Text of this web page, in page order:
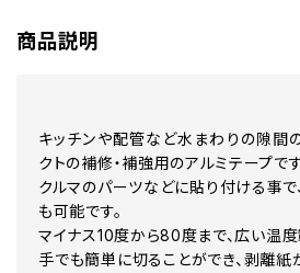
商品説明
キッチンや配管など水まわりの隙間
クトの補修・補強用のアルミテープです
クルマのパーツなどに貼り付ける事で
も可能です。
マイナス10度から80度まで、広い温
手でも簡単に切ることができ、剥離紙